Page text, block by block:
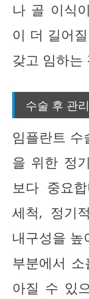
나 골 이식
이 더 길어
갖고 임하는
수술 후 관
임플란트
을 위한 정
보다 중요
세척, 정기
내구성을 높
부분에서
아질 수 있